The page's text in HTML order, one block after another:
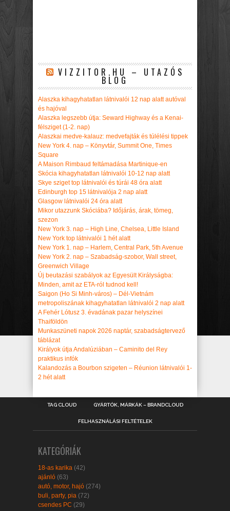
VIZZITOR.HU – UTAZÓS
BLOG
Alaszka kihagyhatatlan látnivalói 12 nap alatt autóval
és hajóval
Alaszka legszebb útja: Seward Highway és a Kenai-
félsziget (1-2. nap)
Alaszkai medve-kalauz: medvefajták és túlélési tippek
New York 4. nap – Könyvtár, Summit One, Times
Square
A Maison Rimbaud feltámadása Martinique-en
Skócia kihagyhatatlan látnivalói 10-12 nap alatt
Skye sziget top látnivalói és túrái 48 óra alatt
Edinburgh top 15 látnivalója 2 nap alatt
Glasgow látnivalói 24 óra alatt
Mikor utazzunk Skóciába? Időjárás, árak, tömeg,
szezon
New York 3. nap – High Line, Chelsea, Little Island
New York top látnivalói 1 hét alatt
New York 1. nap – Harlem, Central Park, 5th Avenue
New York 2. nap – Szabadság-szobor, Wall street,
Greenwich Village
Új beutazási szabályok az Egyesült Királyságba:
Minden, amit az ETA-ról tudnod kell!
Saigon (Ho Si Minh-város) – Dél-Vietnám
metropoliszának kihagyhatatlan látnivalói 2 nap alatt
A Fehér Lótusz 3. évadának pazar helyszínei
Thaiföldön
Munkaszüneti napok 2026 naptár, szabadságtervező
táblázat
Királyok útja Andalúziában – Caminito del Rey
praktikus infók
Kalandozás a Bourbon szigeten – Réunion látnivalói 1-
2 hét alatt
TAG CLOUD GYÁRTÓK, MÁRKÁK – BRANDCLOUD
FELHASZNÁLÁSI FELTÉTELEK
KATEGÓRIÁK
18-as karika (42)
ajánló (63)
autó, motor, hajó (274)
buli, party, pia (72)
csendes PC (29)